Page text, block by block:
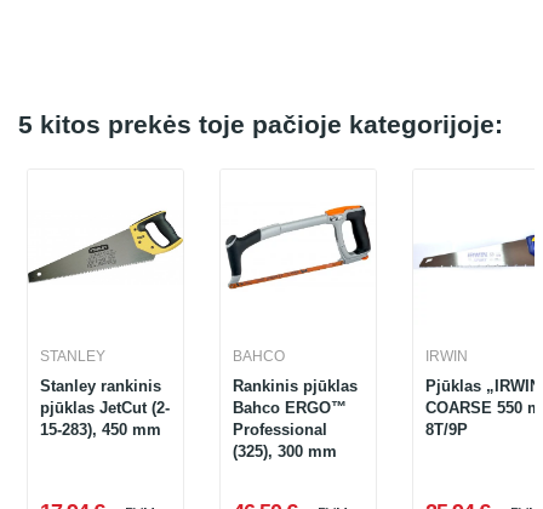
5 kitos prekės toje pačioje kategorijoje:
STANLEY
Stanley rankinis
pjūklas JetCut (2-
15-283), 450 mm
BAHCO
Rankinis pjūklas
Bahco ERGO™
Professional
(325), 300 mm
IRWIN
Pjūklas
COARSE 550
8T/9P